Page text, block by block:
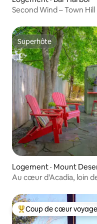
Second Wind – Town Hill
Superhôte
Superhôte
Logement · Mount
Au cœur d'Acadia, loin
Coup de cœur
Coup de cœur